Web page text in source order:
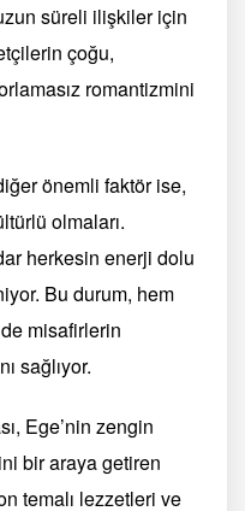
süreli ilişkiler için
çoğu,
romantizmini
önemli faktör ise,
olmaları.
herkesin enerji dolu
Bu durum, hem
misafirlerin
sağlıyor.
Ege’nin zengin
bir araya getiren
temalı lezzetleri ve